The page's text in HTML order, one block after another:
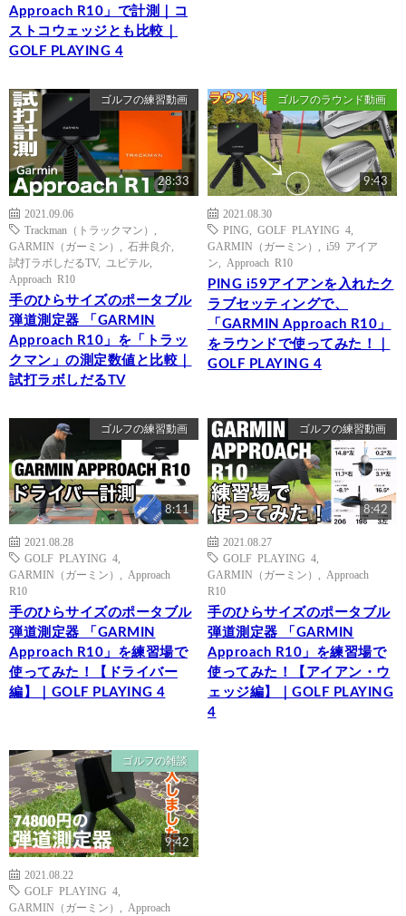
Approach R10」で計測｜コ
ストコウェッジとも比較｜
GOLF PLAYING 4
ゴルフの練習動画
28:33
2021.09.06
Trackman（トラックマン）
GARMIN（ガーミン）
石井良介
試打ラボしだるTV, ユピテル
Approach R10
手のひらサイズのポータブル
弾道測定器 「GARMIN
Approach R10」を「トラッ
クマン」の測定数値と比較｜
試打ラボしだるTV
ゴルフのラウンド動画
9:43
2021.08.30
PING
GOLF PLAYING 4
GARMIN（ガーミン）
i59 アイア
ン
Approach R10
PING i59アイアンを入れたク
ラブセッティングで、
「GARMIN Approach R10」
をラウンドで使ってみた！｜
GOLF PLAYING 4
ゴルフの練習動画
8:11
2021.08.28
GOLF PLAYING 4
GARMIN（ガーミン）
Approach
R10
手のひらサイズのポータブル
弾道測定器 「GARMIN
Approach R10」を練習場で
使ってみた！【ドライバー
編】｜GOLF PLAYING 4
ゴルフの練習動画
8:42
2021.08.27
GOLF PLAYING 4
GARMIN（ガーミン）
Approach
R10
手のひらサイズのポータブル
弾道測定器 「GARMIN
Approach R10」を練習場で
使ってみた！【アイアン・ウ
ェッジ編】｜GOLF PLAYING
4
ゴルフの雑談
9:42
2021.08.22
GOLF PLAYING 4
GARMIN（ガーミン）
Approach